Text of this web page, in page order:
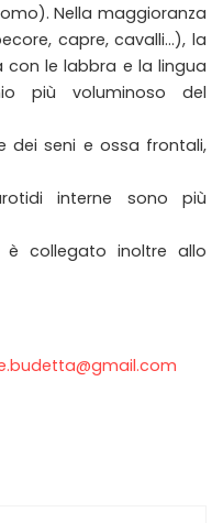
Nella maggioranza
capre, cavalli…), la
le labbra e la lingua
più voluminoso del
dei seni e ossa frontali,
interne sono più
è collegato inoltre allo